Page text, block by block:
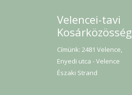
Velencei-tavi
Kosárközösség
Címünk: 2481 Velence,
Enyedi utca - Velence
Északi Strand